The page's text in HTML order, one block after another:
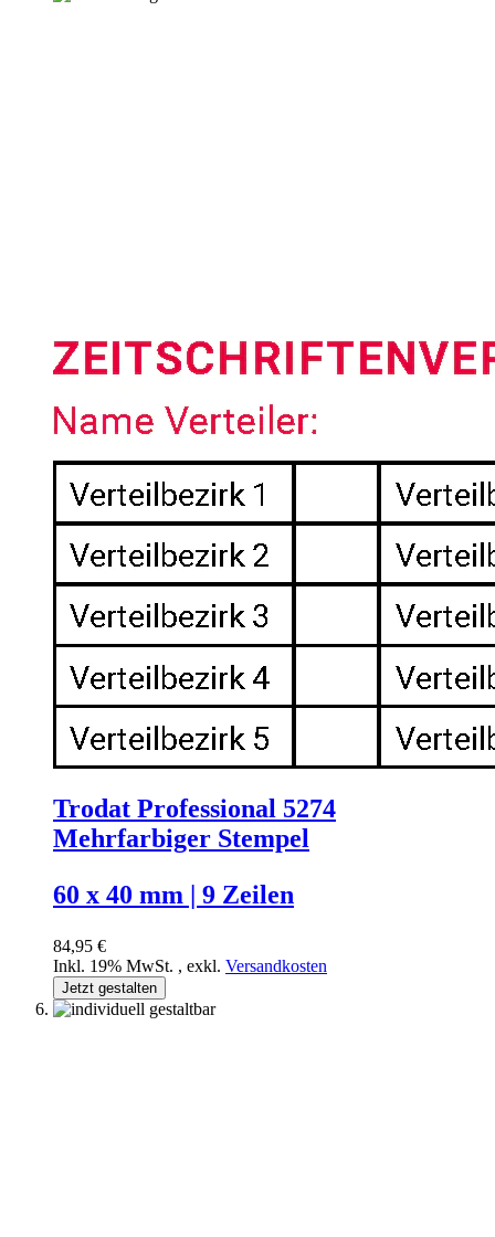
Trodat Professional 5274
Mehrfarbiger Stempel
60 x 40 mm | 9 Zeilen
84,95 €
Inkl. 19% MwSt. , exkl. Versandkosten
Jetzt gestalten